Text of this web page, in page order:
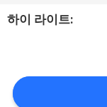
것
장
하이 라이트: